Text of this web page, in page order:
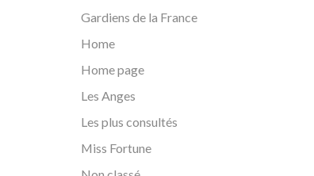
Gardiens de la France
Home
Home page
Les Anges
Les plus consultés
Miss Fortune